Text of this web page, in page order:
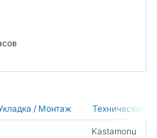
/ Монтаж Техническая
Kastamonu